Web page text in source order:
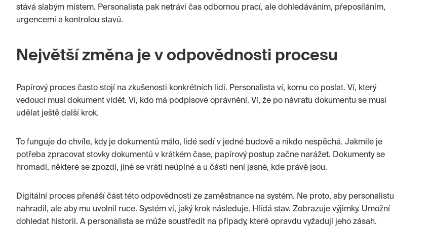
stává slabým místem. Personalista pak netráví čas odbornou prací, ale dohledáváním, přeposíláním,
urgencemi a kontrolou stavů.
Největší změna je v odpovědnosti procesu
Papírový proces často stojí na zkušenosti konkrétních lidí. Personalista ví, komu co poslat. Ví, který
vedoucí musí dokument vidět. Ví, kdo má podpisové oprávnění. Ví, že po návratu dokumentu se musí
udělat ještě další krok.
To funguje do chvíle, kdy je dokumentů málo, lidé sedí v jedné budově a nikdo nespěchá. Jakmile je
potřeba zpracovat stovky dokumentů v krátkém čase, papírový postup začne narážet. Dokumenty se
hromadí, některé se zpozdí, jiné se vrátí neúplné a u části není jasné, kde právě jsou.
Digitální proces přenáší část této odpovědnosti ze zaměstnance na systém. Ne proto, aby personalistu
nahradil, ale aby mu uvolnil ruce. Systém ví, jaký krok následuje. Hlídá stav. Zobrazuje výjimky. Umožní
dohledat historii. A personalista se může soustředit na případy, které opravdu vyžadují jeho zásah.